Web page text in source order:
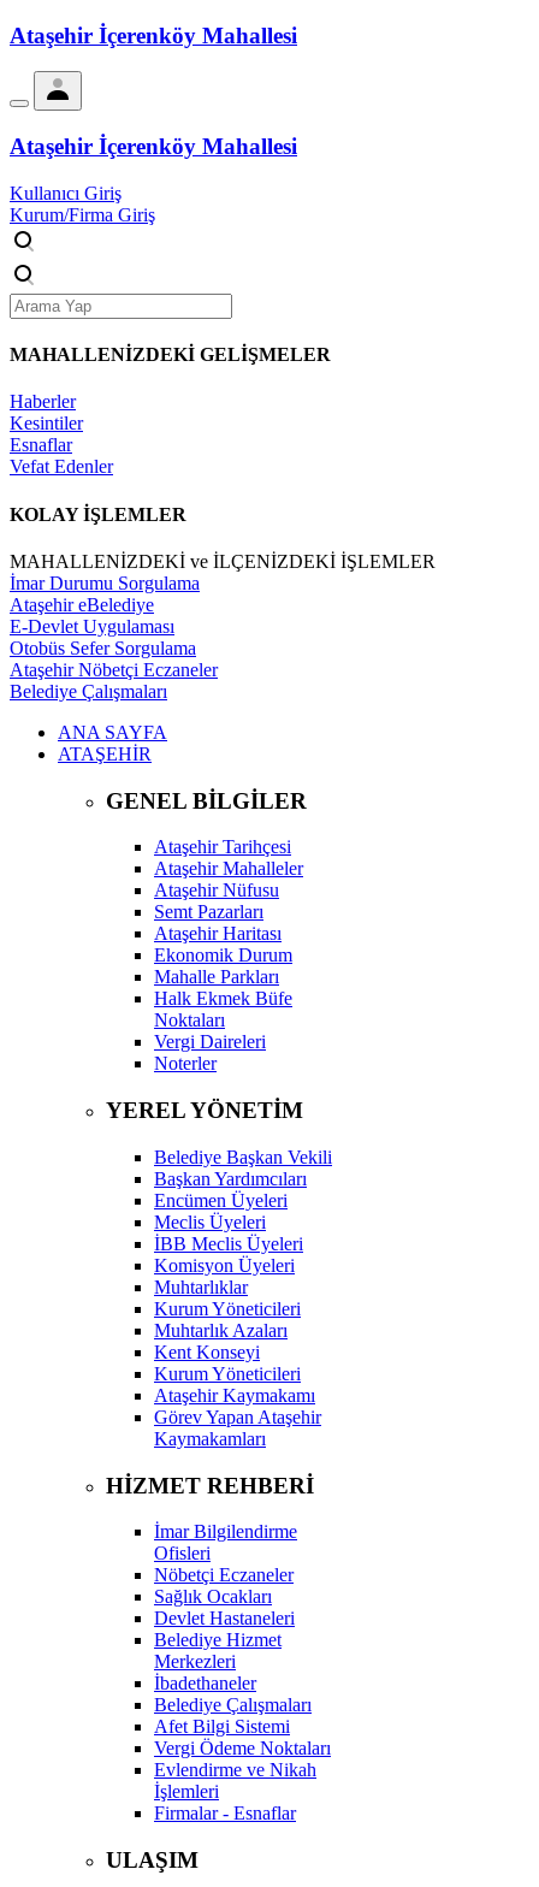
Ataşehir İçerenköy Mahallesi
Ataşehir İçerenköy Mahallesi
Kullanıcı Giriş
Kurum/Firma Giriş
MAHALLENİZDEKİ GELİŞMELER
Haberler
Kesintiler
Esnaflar
Vefat Edenler
KOLAY İŞLEMLER
MAHALLENİZDEKİ ve İLÇENİZDEKİ İŞLEMLER
İmar Durumu Sorgulama
Ataşehir eBelediye
E-Devlet Uygulaması
Otobüs Sefer Sorgulama
Ataşehir Nöbetçi Eczaneler
Belediye Çalışmaları
ANA SAYFA
ATAŞEHİR
GENEL BİLGİLER
Ataşehir Tarihçesi
Ataşehir Mahalleler
Ataşehir Nüfusu
Semt Pazarları
Ataşehir Haritası
Ekonomik Durum
Mahalle Parkları
Halk Ekmek Büfe
Noktaları
Vergi Daireleri
Noterler
YEREL YÖNETİM
Belediye Başkan Vekili
Başkan Yardımcıları
Encümen Üyeleri
Meclis Üyeleri
İBB Meclis Üyeleri
Komisyon Üyeleri
Muhtarlıklar
Kurum Yöneticileri
Muhtarlık Azaları
Kent Konseyi
Kurum Yöneticileri
Ataşehir Kaymakamı
Görev Yapan Ataşehir
Kaymakamları
HİZMET REHBERİ
İmar Bilgilendirme
Ofisleri
Nöbetçi Eczaneler
Sağlık Ocakları
Devlet Hastaneleri
Belediye Hizmet
Merkezleri
İbadethaneler
Belediye Çalışmaları
Afet Bilgi Sistemi
Vergi Ödeme Noktaları
Evlendirme ve Nikah
İşlemleri
Firmalar - Esnaflar
ULAŞIM